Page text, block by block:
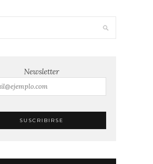
Newsletter